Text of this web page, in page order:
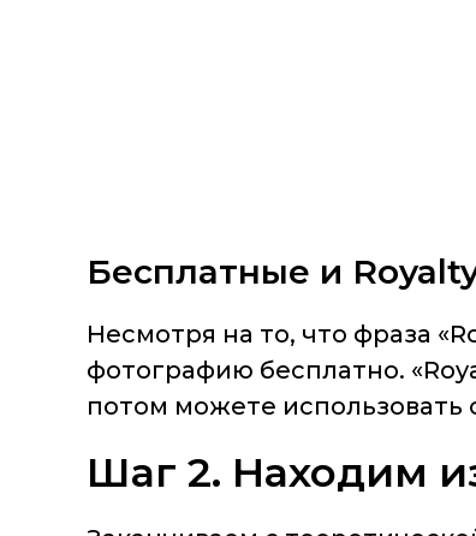
Бесплатные и
Несмотря на то, что фраза
фотографию бесплатно.
потом можете использовать
Шаг 2. Находим